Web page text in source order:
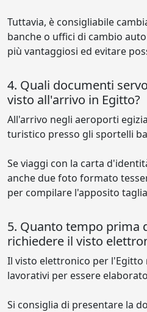
Tuttavia, è consigliabile
banche o uffici di cambio
più vantaggiosi ed evitare
4. Quali documenti
visto all'arrivo in Egitto?
All'arrivo negli aeroporti
turistico presso gli sportelli
Se viaggi con la carta
anche due foto formato
per compilare l'apposito
5. Quanto tempo prima
richiedere il visto
Il visto elettronico per
lavorativi per essere
Si consiglia di presentare la